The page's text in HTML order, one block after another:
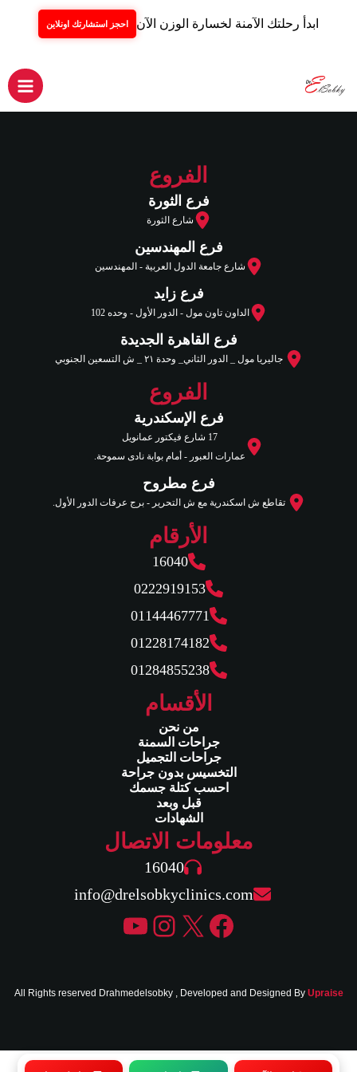
ابدأ رحلتك الآمنة لخسارة الوزن الآن احجز استشارتك اونلاين
المحتوى
الفروع
فرع الثورة
شارع الثورة
فرع المهندسين
شارع جامعة الدول العربية - المهندسين
فرع زايد
الداون تاون مول - الدور الأول - وحده 102
فرع القاهرة الجديدة
جاليريا مول _ الدور الثاني_ وحدة ٢١ _ ش التسعين الجنوبي
الفروع
فرع الإسكندرية
17 شارع فيكتور عمانويل
عمارات العبور - أمام بوابة نادى سموحة.
فرع مطروح
تقاطع ش اسكندرية مع ش التحرير - برج عرفات الدور الأول.
الأرقام
16040
0222919153
01144467771
01228174182
01284855238
الأقسام
من نحن
جراحات السمنة
جراحات التجميل
التخسيس بدون جراحة
احسب كتلة جسمك
قبل وبعد
الشهادات
معلومات الاتصال
16040
info@drelsobkyclinics.com
فيسبوك
إكسإنستجرام
يوتيوب
All Rights reserved Drahmedelsobky , Developed and Designed By Upraise